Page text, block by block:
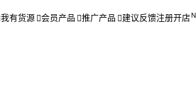
我有货源 会员产品 推广产品 建议反馈注册开店